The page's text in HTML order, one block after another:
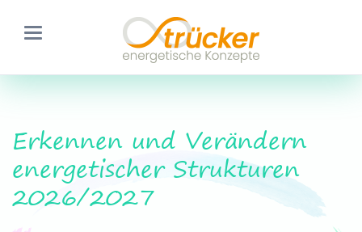
Erkennen und Verändern
energetischer Strukturen
2026/2027